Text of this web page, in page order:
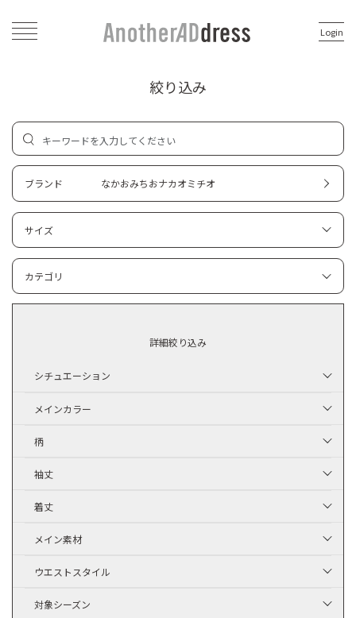
Login
絞り込み
ブランド なかおみちおナカオミチオ
サイズ
カテゴリ
詳細絞り込み
シチュエーション
メインカラー
柄
袖丈
着丈
メイン素材
ウエストスタイル
対象シーズン